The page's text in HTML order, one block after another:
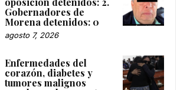
Gobernadores de
Morena detenidos: 0
agosto 7, 2026
Enfermedades del
corazón, diabetes y
tumores malignos